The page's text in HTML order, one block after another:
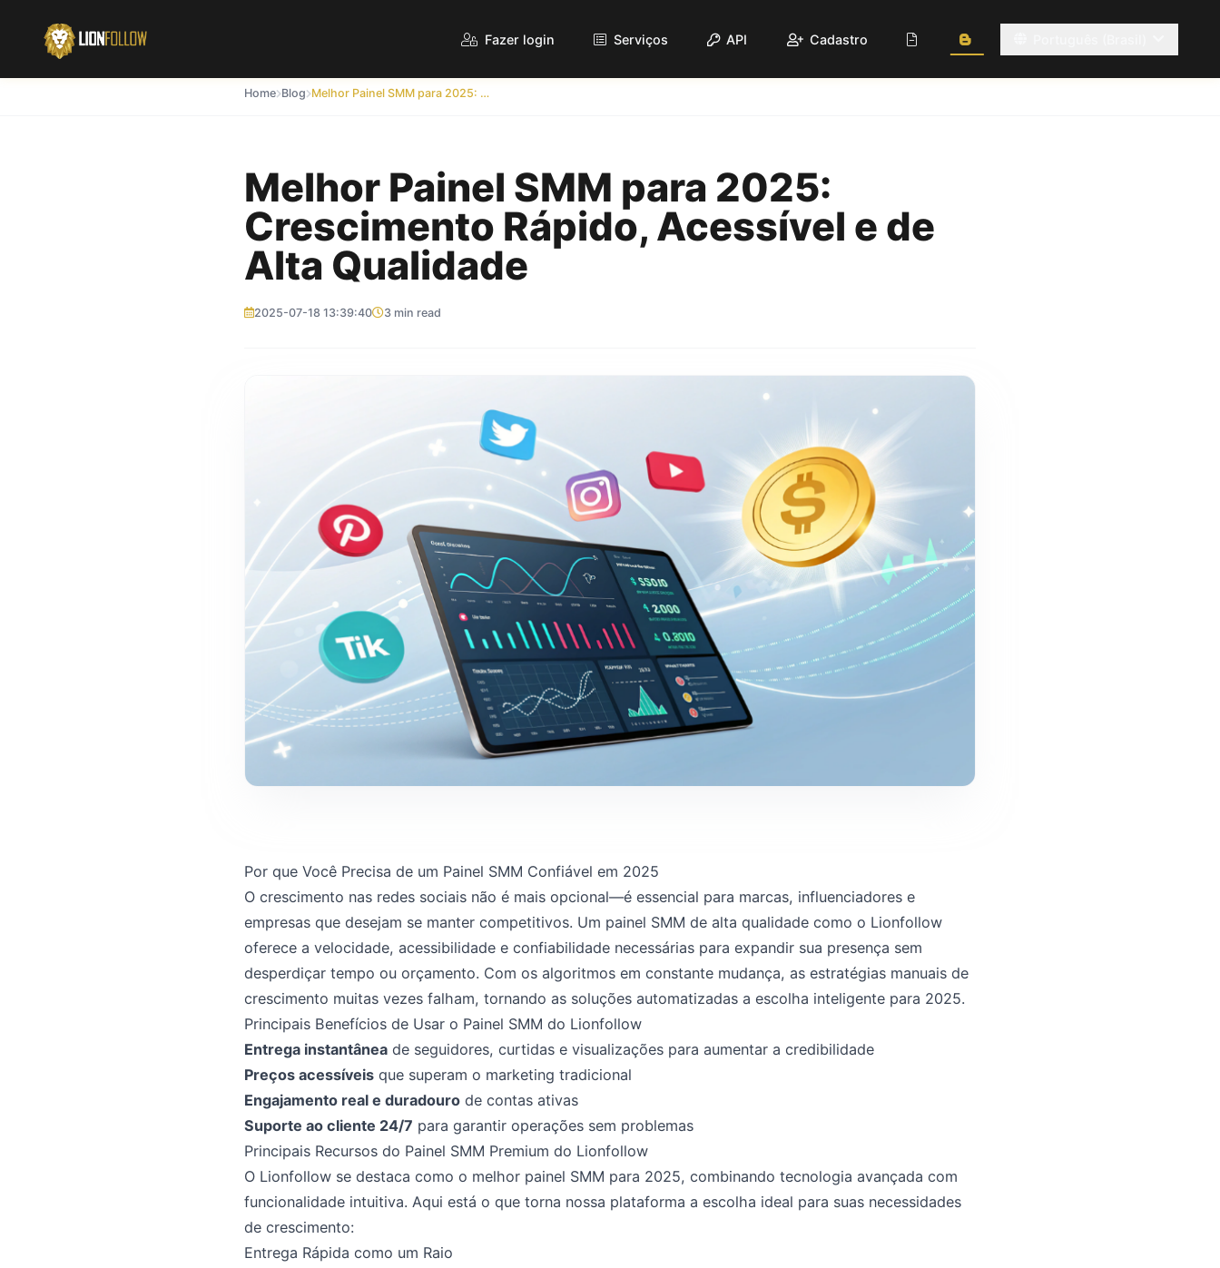
Fazer login Serviços API Cadastro
Home Blog Melhor Painel SMM para 2025: Crescimento Rápido, Acessível e de Alta Qualidade
Melhor Painel SMM para 2025:
Crescimento Rápido, Acessível e de
Alta Qualidade
2025-07-18 13:39:40 3 min read
Por que Você Precisa de um Painel SMM Confiável em 2025
O crescimento nas redes sociais não é mais opcional—é essencial para marcas, influenciadores e
empresas que desejam se manter competitivos. Um painel SMM de alta qualidade como o Lionfollow
oferece a velocidade, acessibilidade e confiabilidade necessárias para expandir sua presença sem
desperdiçar tempo ou orçamento. Com os algoritmos em constante mudança, as estratégias manuais de
crescimento muitas vezes falham, tornando as soluções automatizadas a escolha inteligente para 2025.
Principais Benefícios de Usar o Painel SMM do Lionfollow
Entrega instantâneade seguidores, curtidas e visualizações para aumentar a credibilidade
Preços acessíveisque superam o marketing tradicional
Engajamento real e duradourode contas ativas
Suporte ao cliente 24/7 para garantir operações sem problemas
Principais Recursos do Painel SMM Premium do Lionfollow
O Lionfollow se destaca como o melhor painel SMM para 2025, combinando tecnologia avançada com
funcionalidade intuitiva. Aqui está o que torna nossa plataforma a escolha ideal para suas necessidades
de crescimento:
Entrega Rápida como um Raio